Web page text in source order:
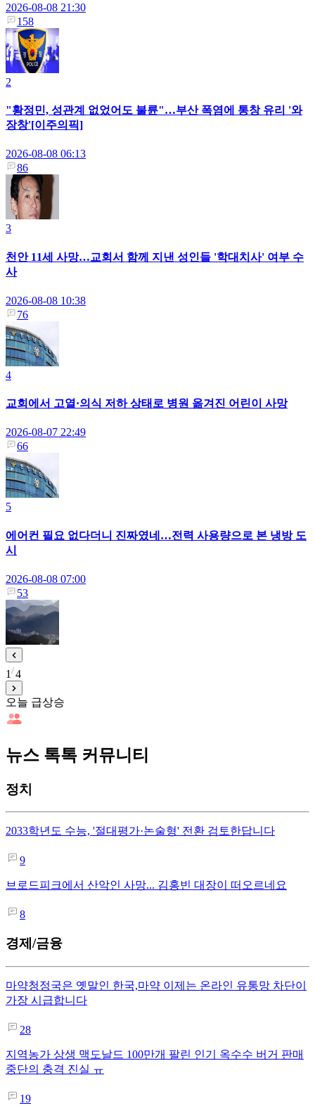
2026-08-08 21:30
158
2
"황정민, 성관계 없었어도 불륜"…부산 폭염에 통창 유리 '와
장창'[이주의픽]
2026-08-08 06:13
86
3
천안 11세 사망…교회서 함께 지낸 성인들 '학대치사' 여부 수
사
2026-08-08 10:38
76
4
교회에서 고열·의식 저하 상태로 병원 옮겨진 어린이 사망
2026-08-07 22:49
66
5
에어컨 필요 없다더니 진짜였네…전력 사용량으로 본 냉방 도
시
2026-08-08 07:00
53
1 4
오늘 급상승
뉴스 톡톡 커뮤니티
정치
2033학년도 수능, '절대평가·논술형' 전환 검토한답니다
9
브로드피크에서 산악인 사망... 김홍빈 대장이 떠오르네요
8
경제/금융
마약청정국은 옛말인 한국,마약 이제는 온라인 유통망 차단이
가장 시급합니다
28
지역농가 상생 맥도날드 100만개 팔린 인기 옥수수 버거 판매
중단의 충격 진실 ㅠ
19